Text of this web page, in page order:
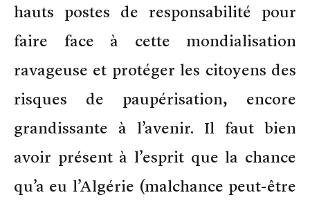
hauts postes de responsabilité pour
faire face à cette mondialisation
ravageuse et protéger les citoyens des
risques de paupérisation, encore
grandissante à l’avenir. Il faut bien
avoir présent à l’esprit que la chance
qu’a eu l’Algérie (malchance peut-être